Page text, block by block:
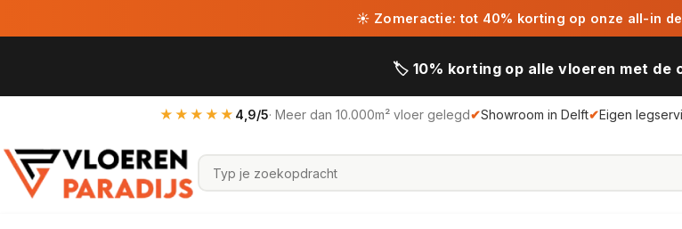
☀ Zomeractie: tot 40% korting op onze all-in
🏷️ 10% korting op alle vloeren met de
★★★★★ 4,9/5· Meer dan 10.000m² vloer gelegd✔Showroom in Delft✔Eigen